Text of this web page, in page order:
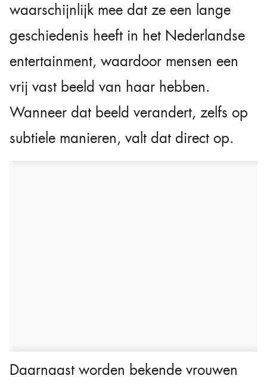
waarschijnlijk mee dat ze een lange
geschiedenis heeft in het Nederlandse
entertainment, waardoor mensen een
vrij vast beeld van haar hebben.
Wanneer dat beeld verandert, zelfs op
subtiele manieren, valt dat direct op.
Daarnaast worden bekende vrouwen